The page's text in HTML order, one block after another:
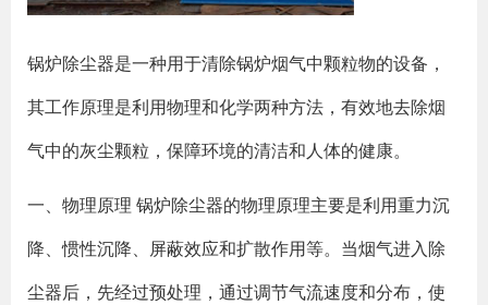
锅炉除尘器是一种用于清除锅炉烟气中颗粒物的设备，
其工作原理是利用物理和化学两种方法，有效地去除烟
气中的灰尘颗粒，保障环境的清洁和人体的健康。
一、物理原理 锅炉除尘器的物理原理主要是利用重力沉
降、惯性沉降、屏蔽效应和扩散作用等。当烟气进入除
尘器后，先经过预处理，通过调节气流速度和分布，使